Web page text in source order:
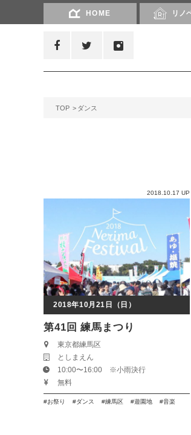
HOME リノ
TOP ダンス
2018.10.17 UP
2018年10月21日（日）
第41回 練馬まつり
東京都練馬区
としまえん
10:00〜16:00 ※小雨決行
無料
お祭り ダンス 練馬区 遊園地 音楽